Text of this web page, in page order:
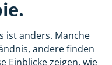
ist anders. Manche
andere finden
Einblicke zeigen, wie